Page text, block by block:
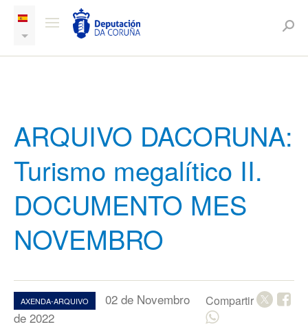
ARQUIVO DACORUNA:
Turismo megalítico II.
DOCUMENTO MES
NOVEMBRO
AXENDA-ARQUIVO
02 de Novembro
de 2022
Compartir